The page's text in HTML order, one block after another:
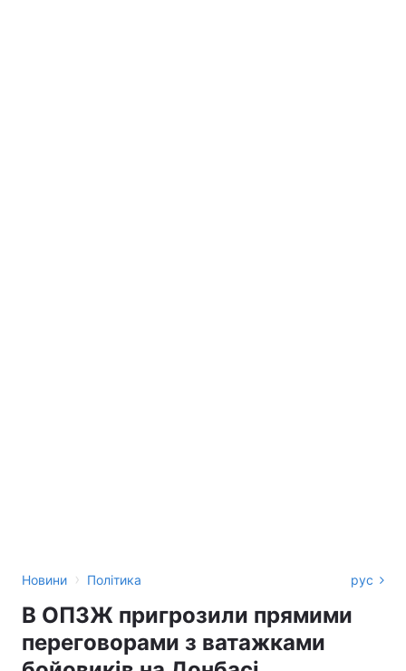
Новини › Політика рус
В ОПЗЖ пригрозили прямими
переговорами з ватажками